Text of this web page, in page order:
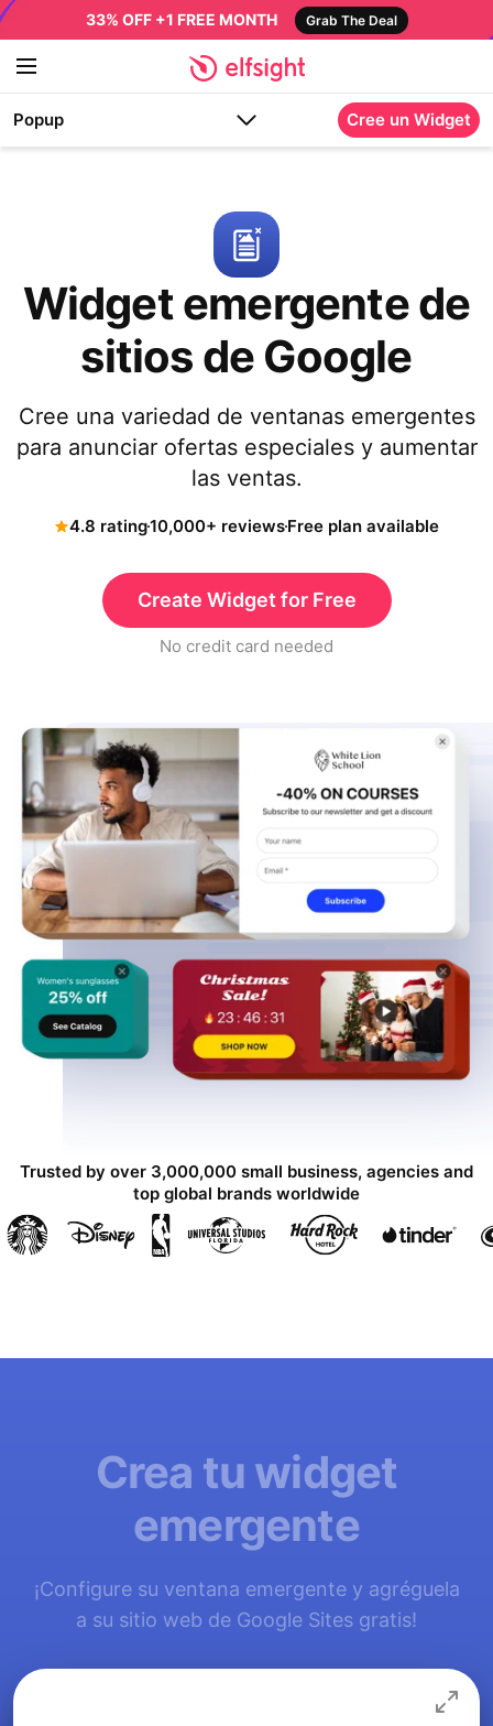
33% OFF +1 FREE MONTH Grab The Deal
Popup Cree un Widget
Widget emergente de
sitios de Google
Cree una variedad de ventanas emergentes
para anunciar ofertas especiales y aumentar
las ventas.
4.8 rating10,000+ reviewsFree plan available
Create Widget for Free
No credit card needed
Trusted by over 3,000,000 small business, agencies and
top global brands worldwide
Crea tu widget
emergente
¡Configure su ventana emergente y agréguela
a su sitio web de Google Sites gratis!